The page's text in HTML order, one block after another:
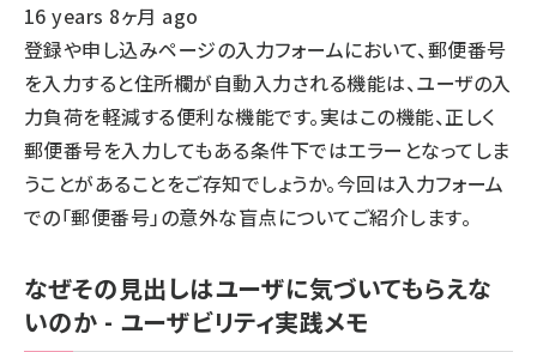
16 years 8ヶ月 ago
登録や申し込みページの入力フォームにおいて、郵便番号
を入力すると住所欄が自動入力される機能は、ユーザの入
力負荷を軽減する便利な機能です。実はこの機能、正しく
郵便番号を入力してもある条件下ではエラーとなってしま
うことがあることをご存知でしょうか。今回は入力フォーム
での「郵便番号」の意外な盲点についてご紹介します。
なぜその見出しはユーザに気づいてもらえな
いのか - ユーザビリティ実践メモ